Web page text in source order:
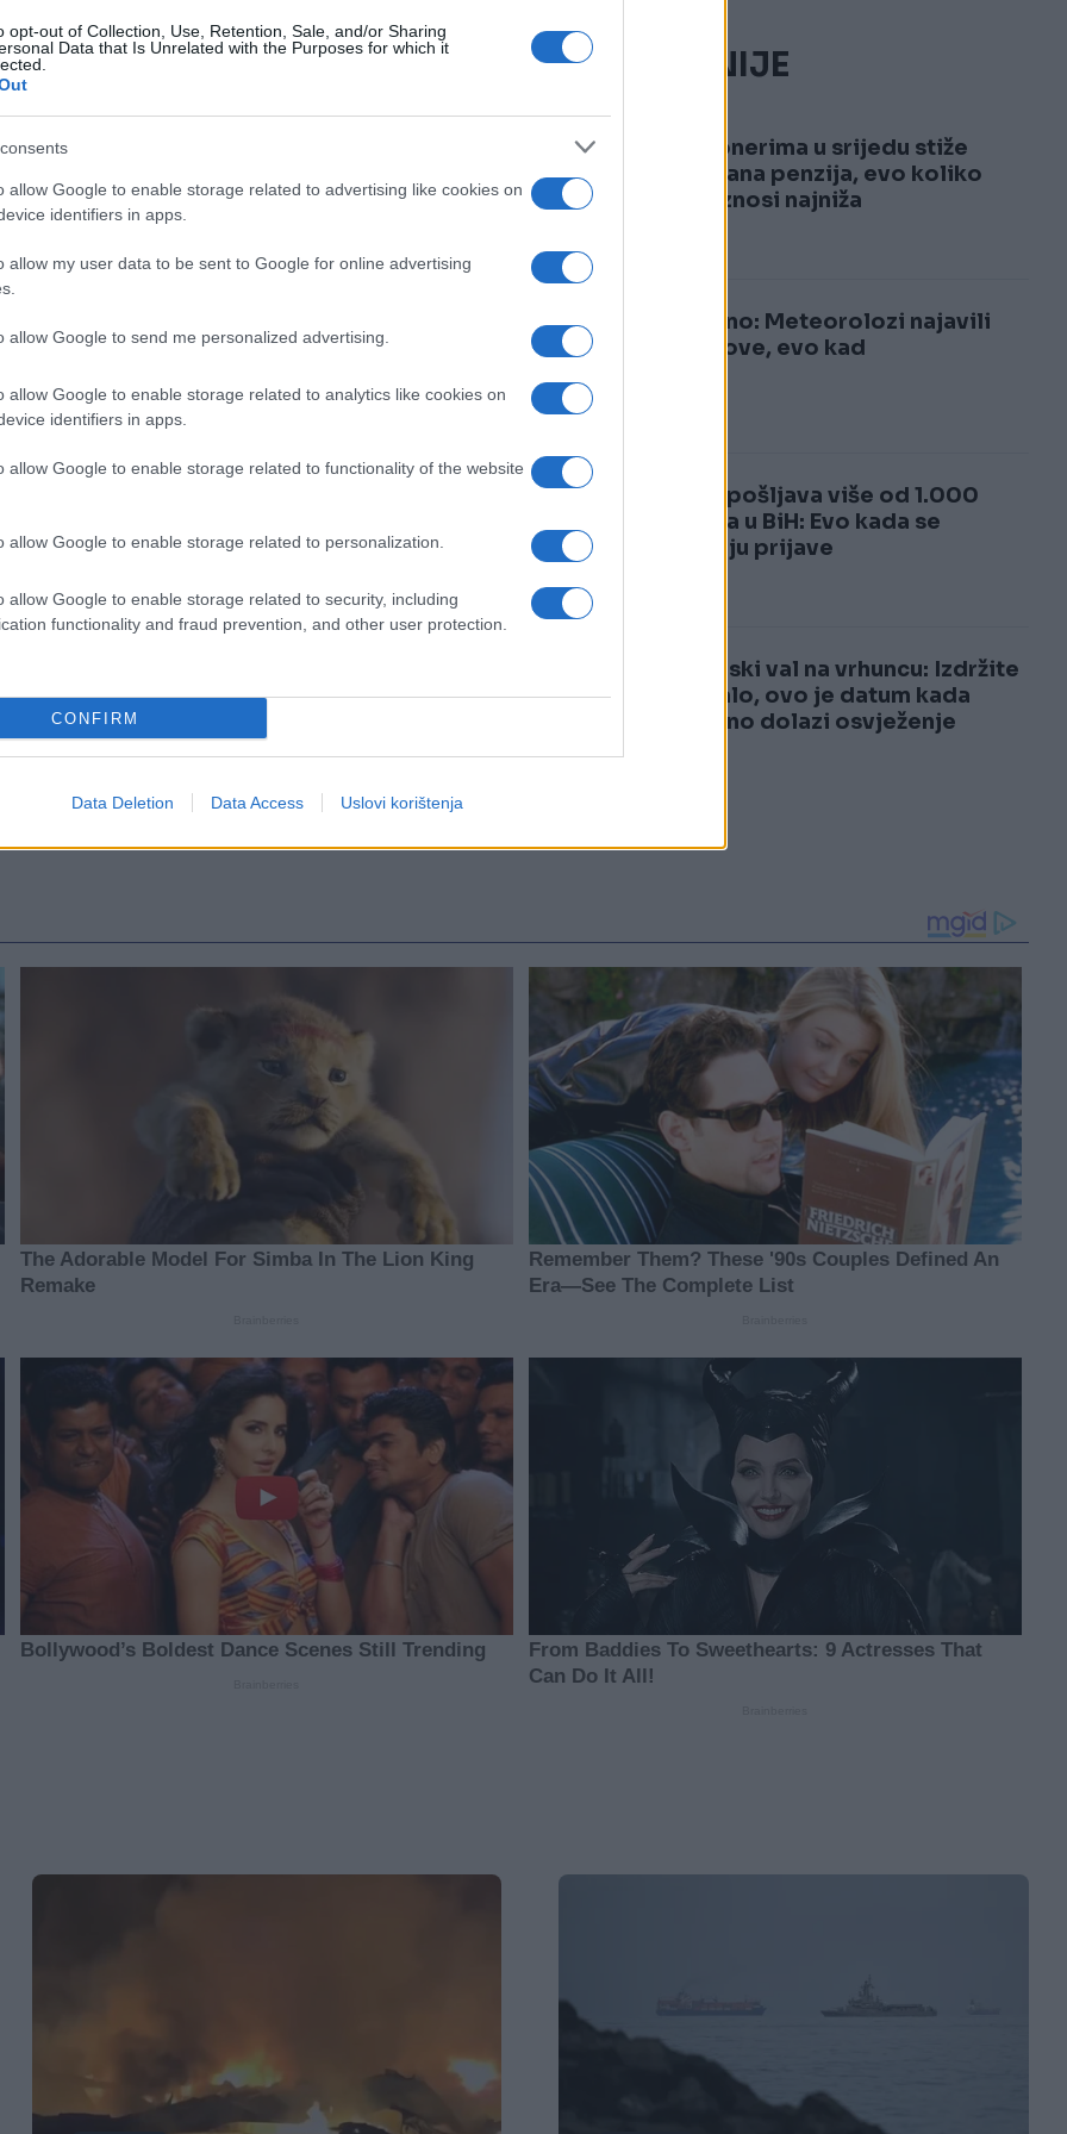
opt-out of Collection, Use, Retention, Sale, and/or Sharing
Data that Is Unrelated with the Purposes for which it
allow Google to enable storage related to advertising like cookies on
identifiers in apps.
allow my user data to be sent to Google for online advertising
allow Google to send me personalized advertising.
allow Google to enable storage related to analytics like cookies on
identifiers in apps.
allow Google to enable storage related to functionality of the website
allow Google to enable storage related to personalization.
allow Google to enable storage related to security, including
functionality and fraud prevention, and other user protection.
CONFIRM
Data Deletion Data Access Uslovi korištenja
posljednje vrijeme vodite prema BiH i
iz Kiseljaka Miljenka Goluba. Ako ste već
o nekakvim islamskim ektsremistima, baš
5. augusta u noćnim satima napao Jasminu
i što je nosila mahramu na glavi, i to
- stoji u otvorenom pismu.
pravi atmosferu u kojoj će ovakvi
prestane "nanositi štetu BiH".
da prestanete nanositi štetu nama u
to nismo zaslužili. Nemojte ponovo prizivati
stoljeća. Sljedeći put prije nego što olako
koje smo Vam iskazali u Srebrenici. Uprkos
da zajedno obiđemo BiH i da se sami uvjerite da
- navodi se u pismu koje su potpisali
i Žepe, Porodica zarobljenih i nestalih
Sarajevo, Demobilisanih boraca učesnika Marša
nestalih Bošnjaka "Naše sjećanje" Bratunac,
Srebreničke majke.
#Kolinda #Udruženja
NAJČITANIJE
1
Penzionerima u srijedu stiže
povećana penzija, evo koliko
sada iznosi najniža
2
Konačno: Meteorolozi najavili
pljuskove, evo kad
3
Lidl zapošljava više od 1.000
radnika u BiH: Evo kada se
otvaraju prijave
4
Toplinski val na vrhuncu: Izdržite
još malo, ovo je datum kada
konačno dolazi osvježenje